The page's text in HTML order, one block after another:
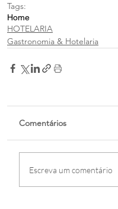
Tags:
Home
HOTELARIA
Gastronomia & Hotelaria
Comentários
Escreva um comentário